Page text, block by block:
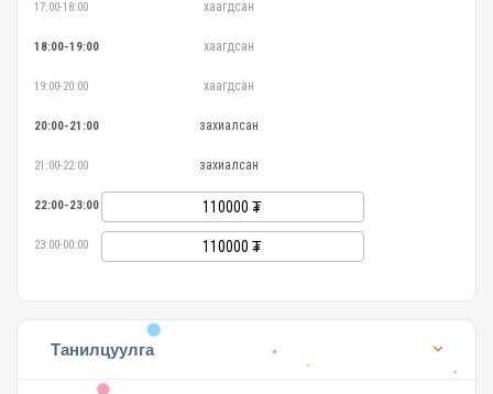
17:00-18:00 хаагдсан
18:00-19:00 хаагдсан
19:00-20:00 хаагдсан
20:00-21:00 захиалсан
21:00-22:00 захиалсан
22:00-23:00 110000
23:00-00:00 110000
Танилцуулга